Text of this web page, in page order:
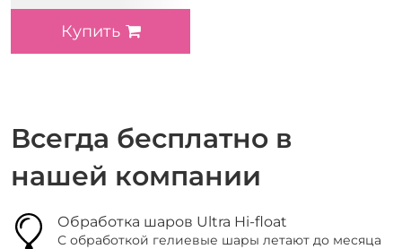
Купить
Всегда бесплатно в
нашей компании
Обработка шаров Ultra Hi-float
С обработкой гелиевые шары летают до месяца